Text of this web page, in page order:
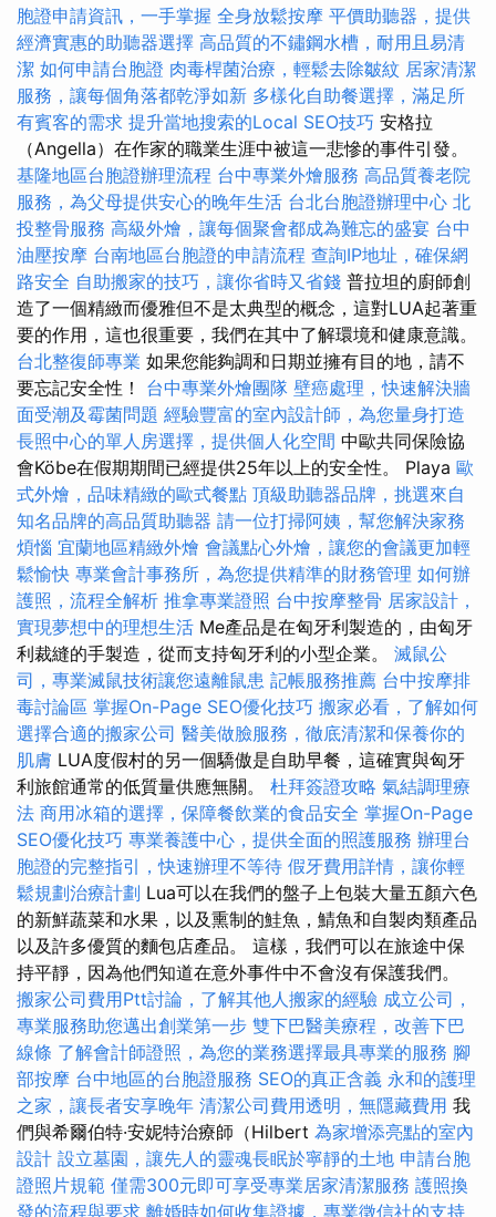
胞證申請資訊，一手掌握 全身放鬆按摩 平價助聽器，提供
經濟實惠的助聽器選擇 高品質的不鏽鋼水槽，耐用且易清
潔 如何申請台胞證 肉毒桿菌治療，輕鬆去除皺紋 居家清潔
服務，讓每個角落都乾淨如新 多樣化自助餐選擇，滿足所
有賓客的需求 提升當地搜索的Local SEO技巧 安格拉
（Angella）在作家的職業生涯中被這一悲慘的事件引發。
基隆地區台胞證辦理流程 台中專業外燴服務 高品質養老院
服務，為父母提供安心的晚年生活 台北台胞證辦理中心 北
投整骨服務 高級外燴，讓每個聚會都成為難忘的盛宴 台中
油壓按摩 台南地區台胞證的申請流程 查詢IP地址，確保網
路安全 自助搬家的技巧，讓你省時又省錢 普拉坦的廚師創
造了一個精緻而優雅但不是太典型的概念，這對LUA起著重
要的作用，這也很重要，我們在其中了解環境和健康意識。
台北整復師專業 如果您能夠調和日期並擁有目的地，請不
要忘記安全性！ 台中專業外燴團隊 壁癌處理，快速解決牆
面受潮及霉菌問題 經驗豐富的室內設計師，為您量身打造
長照中心的單人房選擇，提供個人化空間 中歐共同保險協
會Köbe在假期期間已經提供25年以上的安全性。 Playa 歐
式外燴，品味精緻的歐式餐點 頂級助聽器品牌，挑選來自
知名品牌的高品質助聽器 請一位打掃阿姨，幫您解決家務
煩惱 宜蘭地區精緻外燴 會議點心外燴，讓您的會議更加輕
鬆愉快 專業會計事務所，為您提供精準的財務管理 如何辦
護照，流程全解析 推拿專業證照 台中按摩整骨 居家設計，
實現夢想中的理想生活 Me產品是在匈牙利製造的，由匈牙
利裁縫的手製造，從而支持匈牙利的小型企業。 滅鼠公
司，專業滅鼠技術讓您遠離鼠患 記帳服務推薦 台中按摩排
毒討論區 掌握On-Page SEO優化技巧 搬家必看，了解如何
選擇合適的搬家公司 醫美做臉服務，徹底清潔和保養你的
肌膚 LUA度假村的另一個驕傲是自助早餐，這確實與匈牙
利旅館通常的低質量供應無關。 杜拜簽證攻略 氣結調理療
法 商用冰箱的選擇，保障餐飲業的食品安全 掌握On-Page
SEO優化技巧 專業養護中心，提供全面的照護服務 辦理台
胞證的完整指引，快速辦理不等待 假牙費用詳情，讓你輕
鬆規劃治療計劃 Lua可以在我們的盤子上包裝大量五顏六色
的新鮮蔬菜和水果，以及熏制的鮭魚，鯖魚和自製肉類產品
以及許多優質的麵包店產品。 這樣，我們可以在旅途中保
持平靜，因為他們知道在意外事件中不會沒有保護我們。
搬家公司費用Ptt討論，了解其他人搬家的經驗 成立公司，
專業服務助您邁出創業第一步 雙下巴醫美療程，改善下巴
線條 了解會計師證照，為您的業務選擇最具專業的服務 腳
部按摩 台中地區的台胞證服務 SEO的真正含義 永和的護理
之家，讓長者安享晚年 清潔公司費用透明，無隱藏費用 我
們與希爾伯特·安妮特治療師（Hilbert 為家增添亮點的室內
設計 設立墓園，讓先人的靈魂長眠於寧靜的土地 申請台胞
證照片規範 僅需300元即可享受專業居家清潔服務 護照換
發的流程與要求 離婚時如何收集證據，專業徵信社的支持